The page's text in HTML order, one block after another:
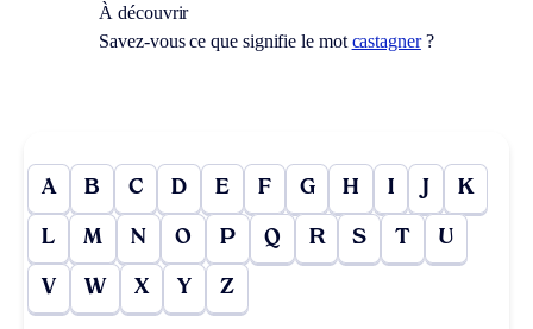
À découvrir
Savez-vous ce que signifie le motcastagner?
A B C D E F G H I J K
L M N O P Q R S T U
V W X Y Z